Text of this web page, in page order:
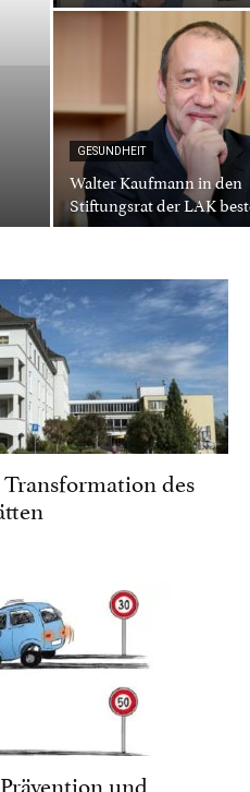
GESUNDHEIT
Walter Kaufmann in den
Stiftungsrat der LAK
Transformation des
und